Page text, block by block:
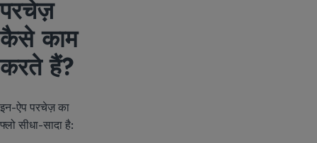
परचेज़
कैसे काम
करते हैं?
इन-ऐप परचेज़ का
फ्लो सीधा-सादा है: